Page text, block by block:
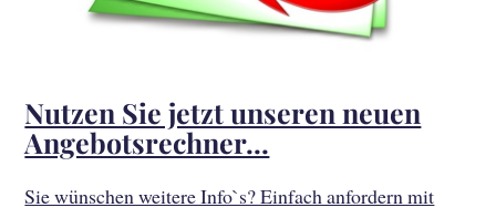
Nutzen Sie jetzt unseren neuen
Angebotsrechner…
Sie wünschen weitere Info`s? Einfach anfordern mit